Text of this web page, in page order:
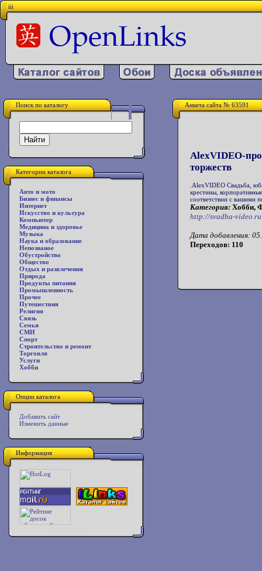
iii
Поиск по каталогу
Категории каталога
Авто и мото
Бизнес и финансы
Интернет
Искусство и культура
Компьютер
Медицина и здоровье
Музыка
Наука и образование
Непознаное
Обустройство
Общество
Отдых и развлечения
Природа
Продукты питания
Промышленность
Прочее
Путешествия
Религия
Связь
Семья
СМИ
Спорт
Строительство и ремонт
Торговля
Услуги
Хобби
Опции каталога
Добавить сайт
Изменить данные
Информация
Анкета сайта № 63591
AlexVIDEO-
торжеств
.AlexVIDEO Свадьба,
крестины,
соответствии с вашими
Категория: Хобби,
http://svadba-video.ru
Дата добавления:
Переходов: 110